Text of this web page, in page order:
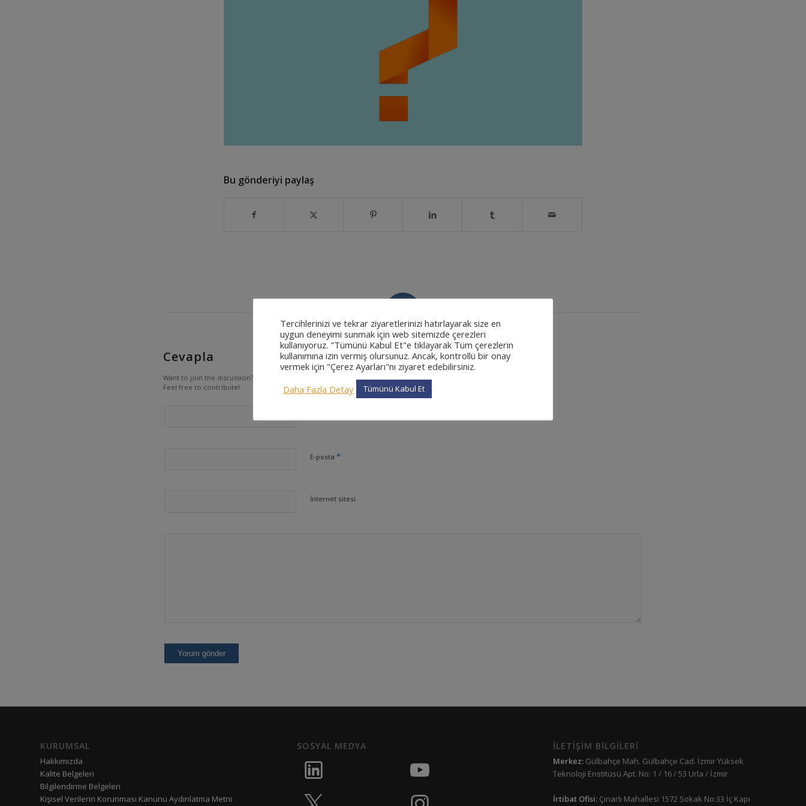
Bu gönderiyi paylaş
CEVAPLAR
Cevapla
Want to join the discussion?
Feel free to contribute!
E-posta *
İnternet sitesi
KURUMSAL
Hakkımızda
Kalite Belgeleri
Bilgilendirme Belgeleri
Kişisel Verilerin Korunması Kanunu Aydınlatma Metni
SOSYAL MEDYA İLETİŞİM BİLGİLERİ
Merkez: Gülbahçe Mah. Gülbahçe Cad. İzmir Yüksek
Teknoloji Enstitüsü Apt. No: 1 / 16 / 53 Urla / İzmir
İrtibat Ofisi: Çınarlı Mahallesi 1572 Sokak No:33 İç Kapı
Tercihlerinizi ve tekrar ziyaretlerinizi hatırlayarak size en
uygun deneyimi sunmak için web sitemizde çerezleri
kullanıyoruz. "Tümünü Kabul Et"e tıklayarak Tüm çerezlerin
kullanımına izin vermiş olursunuz. Ancak, kontrollü bir onay
vermek için "Çerez Ayarları"nı ziyaret edebilirsiniz.
Daha Fazla Detay
Tümünü Kabul Et